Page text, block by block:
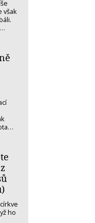
však
ho